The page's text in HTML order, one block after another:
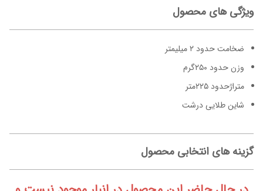
ویژگی های محصول
ضخامت حدود ۲ میلیمتر
وزن حدود ۲۵۰گرم
متراژحدود ۲۲۵متر
شاین طلایی درشت
گزینه های انتخابی محصول